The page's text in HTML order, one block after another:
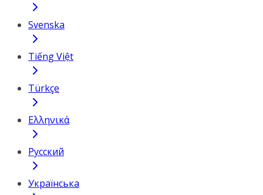
Svenska
Tiếng Việt
Türkçe
Ελληνικά
Русский
Українська